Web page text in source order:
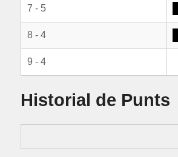
7 - 5
8 - 4
9 - 4
Historial de Punts